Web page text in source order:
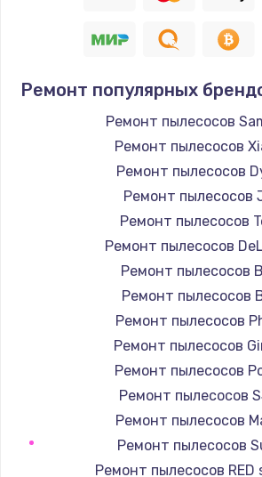
Устранение ошибок
2000 руб.
Заказать
Ремонт
1400 руб.
Замена шнура
600 руб.
Замена датчика
480 руб.
Замена кнопки
450 руб.
Ремонт популярных
Ремонт пылесосов
Ремонт пылесосов
Ремонт пылесосов
Ремонт пылесосов
Ремонт пылесосов
Ремонт пылесосов
Ремонт пылесосов
Ремонт пылесосов
Ремонт пылесосов
Ремонт пылесосов
Ремонт пылесосов
Ремонт пылесосов
Ремонт пылесосов
Ремонт пылесосов
Ремонт пылесосов RED